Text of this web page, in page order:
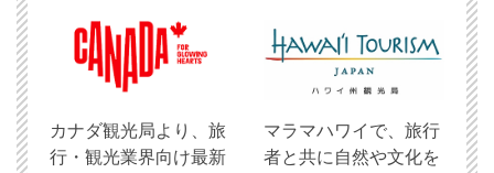
​カナダ観光局より、旅
行・観光業界向け最新
マラマハワイで、旅行
者と共に自然や文化を